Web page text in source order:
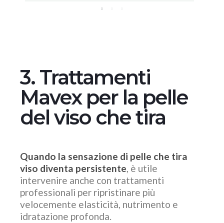
3. Trattamenti
Mavex per la pelle
del viso che tira
Quando la sensazione di pelle che tira
viso diventa persistente, è utile
intervenire anche con trattamenti
professionali per ripristinare più
velocemente elasticità, nutrimento e
idratazione profonda.